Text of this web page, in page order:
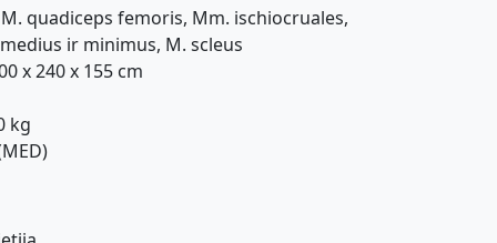
quadiceps femoris, Mm. ischiocruales,
ir minimus, M. scleus
x 240 x 155 cm
kg